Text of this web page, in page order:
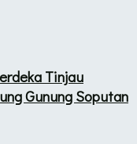
Tinjau
Gunung Soputan